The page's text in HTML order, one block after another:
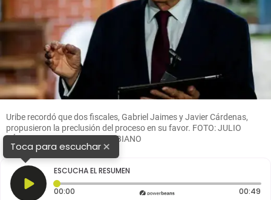
Uribe recordó que dos fiscales, Gabriel Jaimes y Javier Cárdenas,
propusieron la preclusión del proceso en su favor. FOTO: JULIO
CÉSAR HERRERA/EL COLOMBIANO
Toca para escuchar×
ESCUCHA EL RESUMEN
00:00 Tiempo transcurrido: 0 segundos 00:49